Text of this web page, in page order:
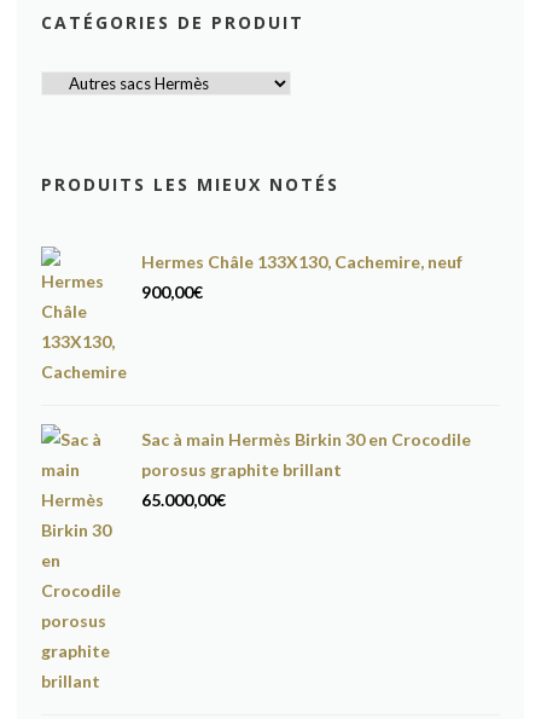
CATÉGORIES DE PRODUIT
PRODUITS LES MIEUX NOTÉS
Hermes Châle 133X130, Cachemire, neuf
900,00€
Sac à main Hermès Birkin 30 en Crocodile
porosus graphite brillant
65.000,00€